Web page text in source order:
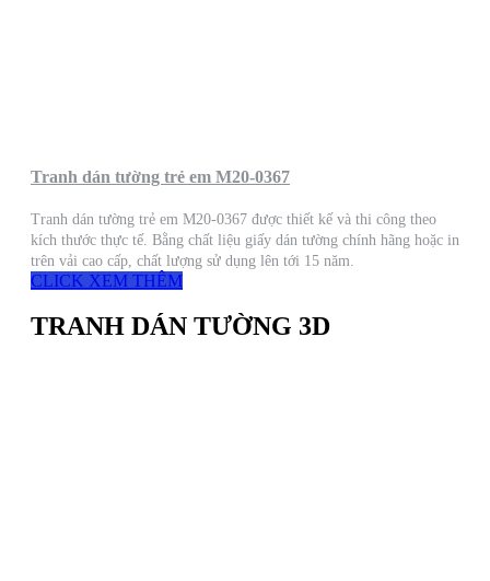
Tranh dán tường trẻ em M20-0367
Tranh dán tường trẻ em M20-0367 được thiết kế và thi công theo
kích thước thực tế. Bằng chất liệu giấy dán tường chính hãng hoặc in
trên vải cao cấp, chất lượng sử dụng lên tới 15 năm.
CLICK XEM THÊM
TRANH DÁN TƯỜNG 3D